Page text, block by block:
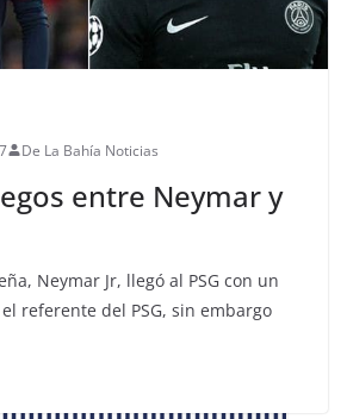
De La Bahía Noticias
entre Neymar y
Neymar Jr, llegó al PSG con un
referente del PSG, sin embargo